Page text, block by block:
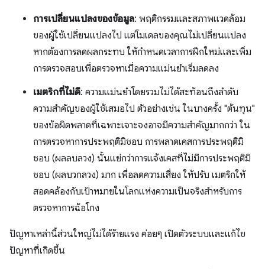
การเปลี่ยนแปลงของข้อมูล: พฤติกรรมและสภาพแวดล้อม
ของผู้ใช้เปลี่ยนแปลงไป แต่โมเดลของคุณไม่เปลี่ยนแปลง
หากต้องการลดผลกระทบ ให้กำหนดเวลาการฝึกใหม่และเพิ่ม
การตรวจสอบเพื่อตรวจหาเมื่อความแม่นยำเริ่มลดลง
เมตริกที่ไม่ดี: ความแม่นยำโดยรวมไม่ได้สะท้อนถึงลำดับ
ความสำคัญของผู้ใช้เสมอไป ตัวอย่างเช่น ในบางครั้ง "ต้นทุน"
ของข้อผิดพลาดที่เฉพาะเจาะจงอาจมีความสำคัญมากกว่า ใน
การตรวจหาการประพฤติมิชอบ การพลาดเคสการประพฤติมิ
ชอบ (ผลลบลวง) นั้นแย่กว่าการแจ้งเคสที่ไม่มีการประพฤติมิ
ชอบ (ผลบวกลวง) มาก เพื่อลดความเสี่ยง ให้ปรับ เมตริกให้
สอดคล้องกับเป้าหมายในโลกแห่งความเป็นจริงสำหรับการ
ตรวจหาการฉ้อโกง
ปัญหาเหล่านี้ส่วนใหญ่ไม่ได้ร้ายแรง ค่อยๆ เปิดตัวระบบและแก้ไข
ปัญหาที่เกิดขึ้น